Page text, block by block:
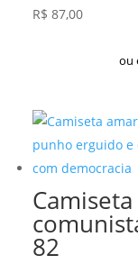
R$ 87,00
ou
82